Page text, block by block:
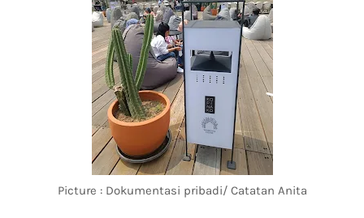
Picture : Dokumentasi pribadi/ Catatan Anita